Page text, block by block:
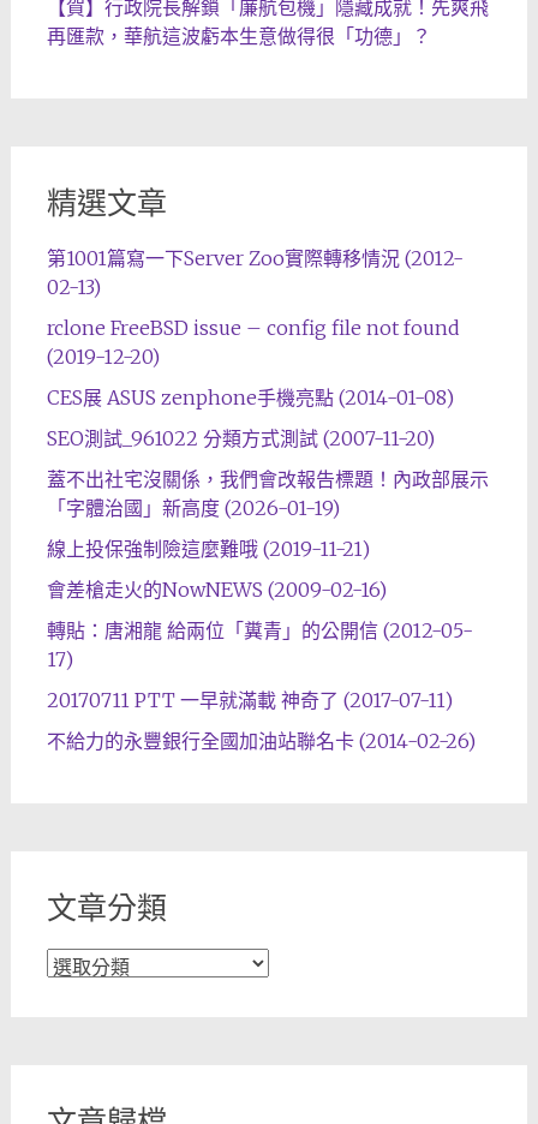
【賀】行政院長解鎖「廉航包機」隱藏成就！先爽飛
再匯款，華航這波虧本生意做得很「功德」？
精選文章
第1001篇寫一下Server Zoo實際轉移情況 (2012-
02-13)
rclone FreeBSD issue – config file not found
(2019-12-20)
CES展 ASUS zenphone手機亮點 (2014-01-08)
SEO測試_961022 分類方式測試 (2007-11-20)
蓋不出社宅沒關係，我們會改報告標題！內政部展示
「字體治國」新高度 (2026-01-19)
線上投保強制險這麼難哦 (2019-11-21)
會差槍走火的NowNEWS (2009-02-16)
轉貼：唐湘龍 給兩位「糞青」的公開信 (2012-05-
17)
20170711 PTT 一早就滿載 神奇了 (2017-07-11)
不給力的永豐銀行全國加油站聯名卡 (2014-02-26)
文章分類
文